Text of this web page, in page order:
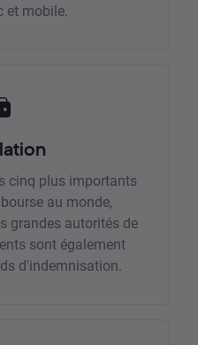
et mobile.
cinq plus importants
au monde,
grandes autorités de
sont également
d'indemnisation.